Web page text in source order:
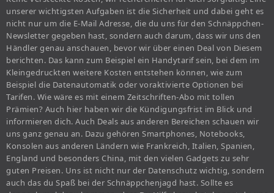
unserer wichtigsten Aufgaben ist die Sicherheit und dabei geht es
nicht nur um die E-Mail Adresse, die du uns für den Schnäppchen-
Newsletter gegeben hast, sondern auch darum, dass wir uns den
Händler genau anschauen, bevor wir über einen Deal von Diesem
berichten. Das kann zum Beispiel ein Handytarif sein, bei dem im
Kleingedruckten weitere Kosten entstehen können, wie zum
Beispiel die Datenautomatik oder voraktivierte Optionen bei
Tarifen. Wie wäre es mit einem Zeitschriften-Abo mit tollen
Prämien? Auch hier haben wir die Kündigungsfrist im Blick und
informieren dich. Auch Deals aus anderen Bereichen schauen wir
uns ganz genau an. Dazu gehören Smartphones, Notebooks,
Konsolen aus anderen Ländern wie Frankreich, Italien, Spanien,
England und besonders China, mit den vielen Gadgets zu sehr
guten Preisen. Uns ist nicht nur der Datenschutz wichtig, sondern
auch das du Spaß bei der Schnäppchenjagd hast. Sollte es